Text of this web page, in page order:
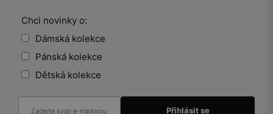
Chci novinky o:
Dámská kolekce
Pánská kolekce
Dětská kolekce